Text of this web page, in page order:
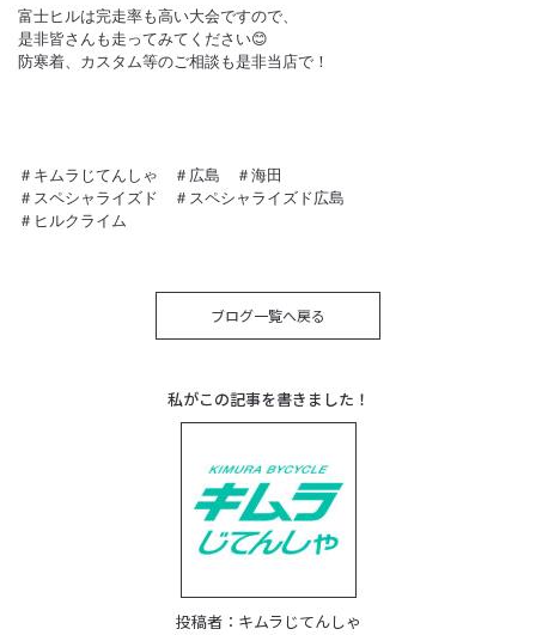
富士ヒルは完走率も高い大会ですので、
是非皆さんも走ってみてください😊
防寒着、カスタム等のご相談も是非当店で！
＃キムラじてんしゃ　＃広島　＃海田
＃スペシャライズド　＃スペシャライズド広島
＃ヒルクライム
ブログ一覧へ戻る
私がこの記事を書きました！
投稿者： キムラじてんしゃ